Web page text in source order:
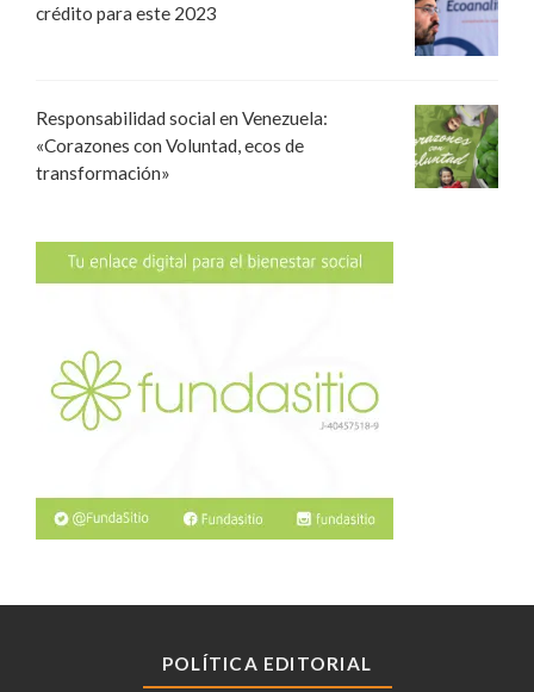
crédito para este 2023
Responsabilidad social en Venezuela:
«Corazones con Voluntad, ecos de
transformación»
POLÍTICA EDITORIAL